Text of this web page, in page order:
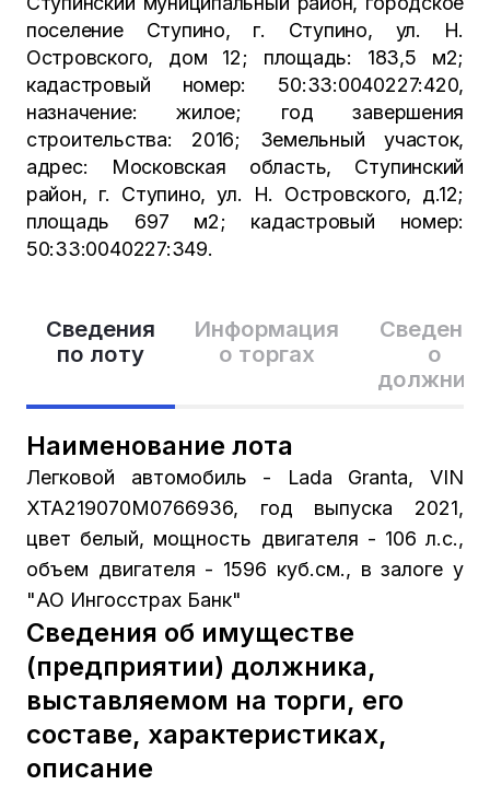
Сведения
по лоту
Информация
о торгах
Сведения
о
Наименование лота
Легковой автомобиль - Lada Granta, VIN
XTA219070M0766936, год выпуска 2021,
цвет белый, мощность двигателя - 106 л.с.,
объем двигателя - 1596 куб.см., в залоге у
"АО Ингосстрах Банк"
Сведения об имуществе
(предприятии) должника,
выставляемом на торги, его
составе, характеристиках,
описание
поселение Ступино, г. Ступино, ул. Н.
Островского, дом 12; площадь: 183,5 м2;
кадастровый номер: 50:33:0040227:420,
назначение: жилое; год завершения
строительства: 2016; Земельный участок,
адрес: Московская область, Ступинский
район, г. Ступино, ул. Н. Островского, д.12;
площадь 697 м2; кадастровый номер:
50:33:0040227:349.